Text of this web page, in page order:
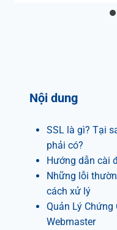
Nội dung
SSL là gì? Tại
phải có?
Hướng dẫn cài
Những lỗi
cách xử lý
Quản Lý Chứng
Webmaster